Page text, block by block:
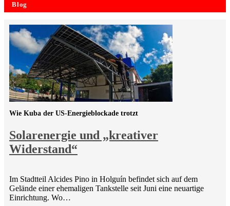
Blog
Solarenergie und „kreativer
Widerstand“
Wie Kuba der US-Energieblockade trotzt
Im Stadtteil Alcides Pino in Holguín befindet sich auf dem
Gelände einer ehemaligen Tankstelle seit Juni eine neuartige
Einrichtung. Wo…